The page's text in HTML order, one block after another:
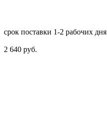
срок поставки 1-2 рабочих дня
2 640 руб.